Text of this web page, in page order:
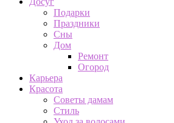
Подарки
Праздники
Сны
Дом
Ремонт
Огород
Карьера
Красота
Советы дамам
Стиль